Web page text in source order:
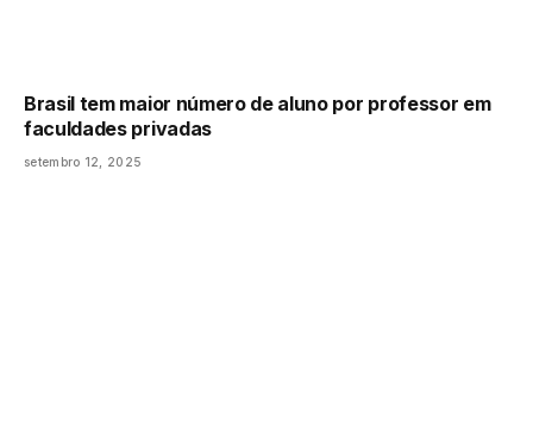
Brasil tem maior número de aluno por professor em
faculdades privadas
setembro 12, 2025